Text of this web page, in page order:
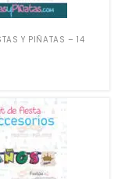
Y PIÑATAS – 14